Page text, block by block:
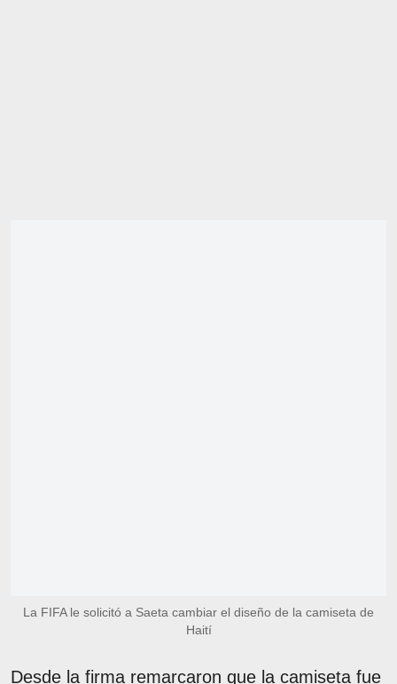
La FIFA le solicitó a Saeta cambiar el diseño de la camiseta de
Haití
Desde la firma remarcaron que la camiseta fue